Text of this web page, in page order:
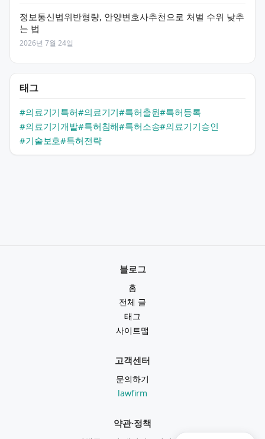
정보통신법위반형량, 안양변호사추천으로 처벌 수위 낮추
는 법
2026년 7월 24일
태그
#의료기기특허#의료기기#특허출원#특허등록
#의료기기개발#특허침해#특허소송#의료기기승인
#기술보호#특허전략
블로그
홈
전체 글
태그
사이트맵
고객센터
문의하기
lawfirm
약관·정책